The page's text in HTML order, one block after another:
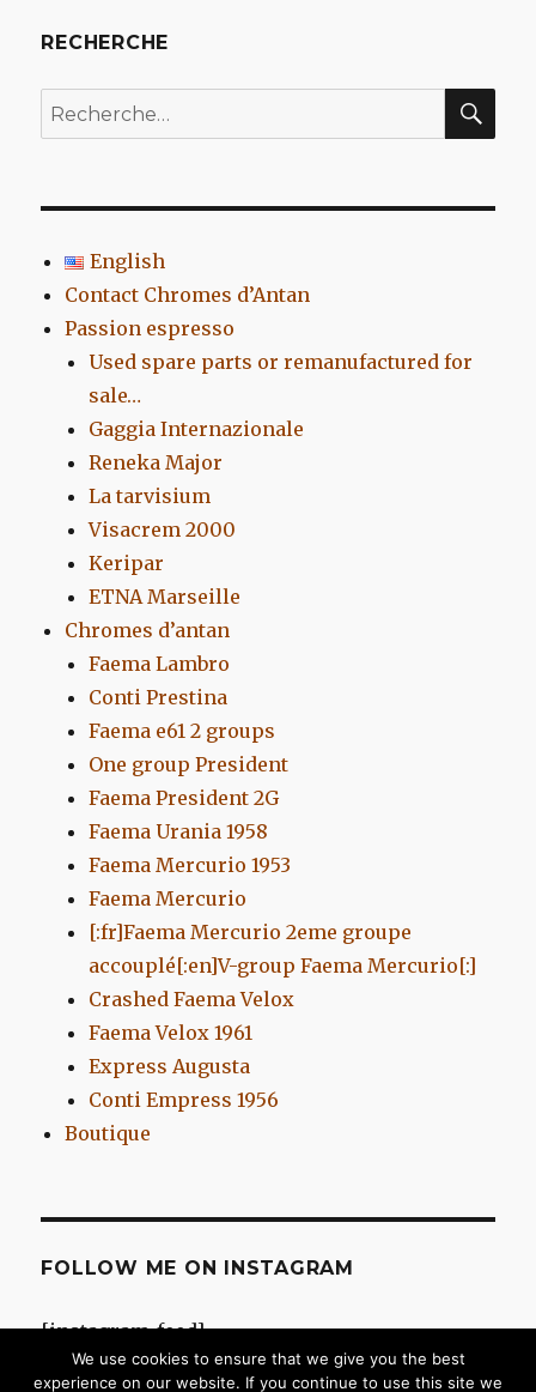
RECHERCHE
Recherche
pour
English
Contact Chromes d’Antan
Passion espresso
Used spare parts or remanufactured for
sale…
Gaggia Internazionale
Reneka Major
La tarvisium
Visacrem 2000
Keripar
ETNA Marseille
Chromes d’antan
Faema Lambro
Conti Prestina
Faema e61 2 groups
One group President
Faema President 2G
Faema Urania 1958
Faema Mercurio 1953
Faema Mercurio
[:fr]Faema Mercurio 2eme groupe
accouplé[:en]V-group Faema Mercurio[:]
Crashed Faema Velox
Faema Velox 1961
Express Augusta
Conti Empress 1956
Boutique
FOLLOW ME ON INSTAGRAM
[instagram-feed]
We use cookies to ensure that we give you the best
experience on our website. If you continue to use this site we